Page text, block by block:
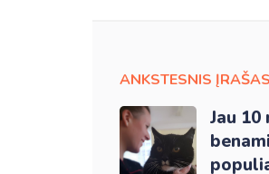
ANKSTESNIS ĮRAŠAS
Jau